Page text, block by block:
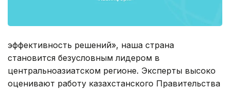
эффективность решений», наша страна
становится безусловным лидером в
центральноазиатском регионе. Эксперты высоко
оценивают работу казахстанского Правительства